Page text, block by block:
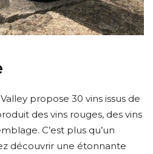
propose 30 vins issus de
des vins rouges, des vins
C’est plus qu’un
découvrir une étonnante